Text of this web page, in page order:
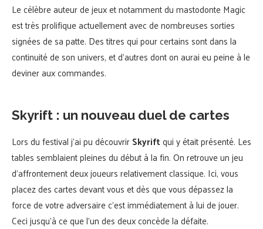
Le célèbre auteur de jeux et notamment du mastodonte Magic
est très prolifique actuellement avec de nombreuses sorties
signées de sa patte. Des titres qui pour certains sont dans la
continuité de son univers, et d’autres dont on aurai eu peine à le
deviner aux commandes.
Skyrift : un nouveau duel de cartes
Lors du festival j’ai pu découvrirSkyriftqui y était présenté. Les
tables semblaient pleines du début à la fin. On retrouve un jeu
d’affrontement deux joueurs relativement classique. Ici, vous
placez des cartes devant vous et dès que vous dépassez la
force de votre adversaire c’est immédiatement à lui de jouer.
Ceci jusqu’à ce que l’un des deux concède la défaite.